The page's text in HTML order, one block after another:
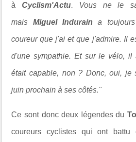
àCyclism'Actu. Vous ne le
mais Miguel Indurain a
coureur que j'ai et que j'admire. Il
d'une sympathie. Et sur le vélo, il
était capable, non ? Donc, oui, je
juin prochain à ses côtés."
Ce sont donc deux légendes du
coureurs cyclistes qui ont